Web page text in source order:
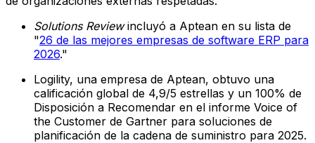
Solutions Reviewincluyó a Aptean en su lista de
"26 de las mejores empresas de software ERP para
2026."
Logility, una empresa de Aptean, obtuvo una
calificación global de 4,9/5 estrellas y un 100% de
Disposición a Recomendar en el informe Voice of
the Customer de Gartner para soluciones de
planificación de la cadena de suministro para 2025.